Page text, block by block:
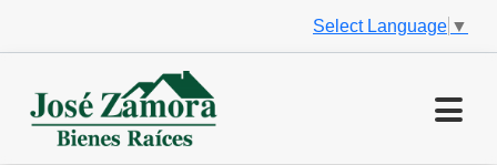
Select Language ▼